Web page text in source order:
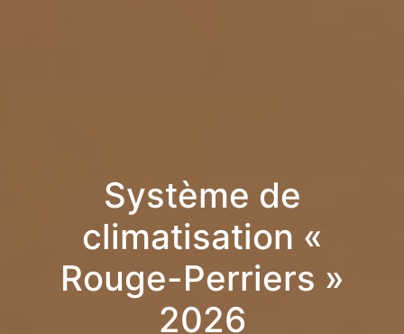
Système de
climatisation «
Rouge-Perriers »
2026